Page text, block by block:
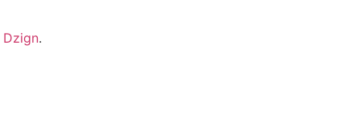
Dzign.